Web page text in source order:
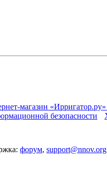
магазин
безопасности
форум, support@nnov.org